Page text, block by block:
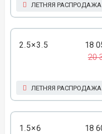
ЛЕТНЯЯ РАСПРОДАЖА
2.5×3.5 18
20
ЛЕТНЯЯ РАСПРОДАЖА
1.5×6 18